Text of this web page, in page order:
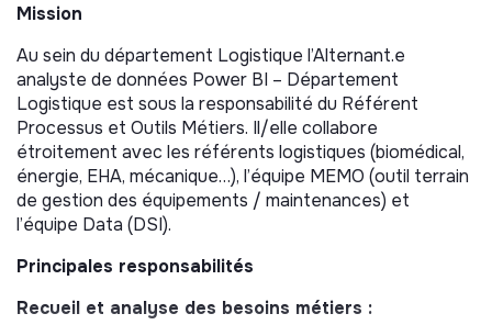
Mission
Au sein du département Logistique l’Alternant.e
analyste de données Power BI – Département
Logistique est sous la responsabilité du Référent
Processus et Outils Métiers. Il/elle collabore
étroitement avec les référents logistiques (biomédical,
énergie, EHA, mécanique…), l’équipe MEMO (outil terrain
de gestion des équipements / maintenances) et
l’équipe Data (DSI).
Principales responsabilités
Recueil et analyse des besoins métiers :